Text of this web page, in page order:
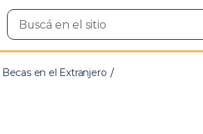
Buscar
en
Becas en el Extranjero